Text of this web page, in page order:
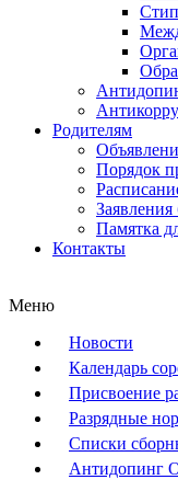
Родителям
Порядок
Заявления
Памятка
Контакты
Меню
Новости
Календарь
Присвоение
Разрядные
Списки
Антидопинг